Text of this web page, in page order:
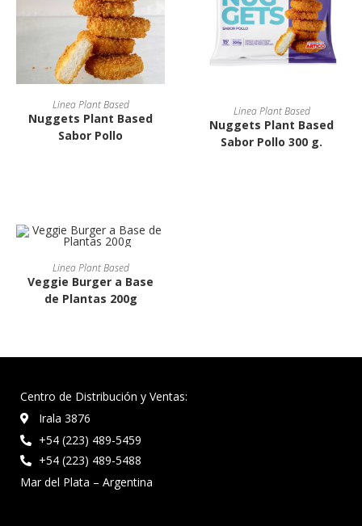
Linea Plant Based
Nuggets Plant Based
Sabor Pollo
Linea Plant Based
Nuggets Plant Based
Sabor Pollo 300 g.
Linea Plant Based
Veggie Burger a Base
de Plantas 200g
Centro de Distribución y Ventas:
Irala 3876
+54 (223) 489-5459
+54 (223) 489-5488
Mar del Plata – Argentina